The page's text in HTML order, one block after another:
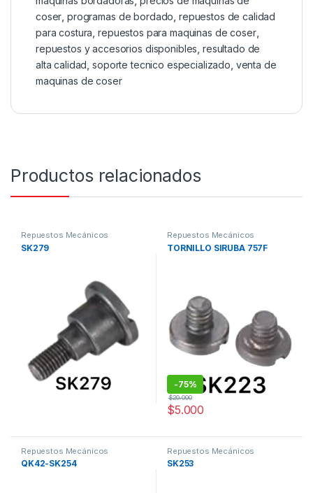
coser ,programas de bordado repuestos de calidad
para costura ,repuestos para maquinas de coser,
repuestos y accesorios disponibles resultado de
alta calidad ,soporte tecnico especializado venta de
maquinas de coser
Productos relacionados
Repuestos Mecánicos
SK279
Repuestos Mecánicos
TORNILLO SIRUBA 757F
-75%
$5.000
$20.000
Repuestos Mecánicos
QK42-SK254
Repuestos Mecánicos
SK253